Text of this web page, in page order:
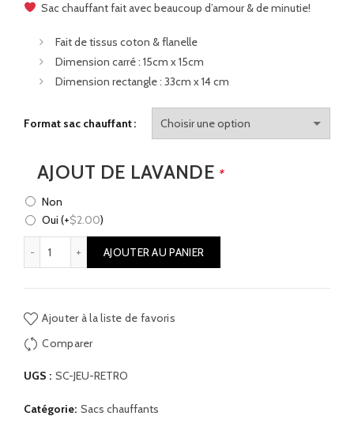
Sac chauffant fait avec beaucoup d’amour & de minutie!
Fait de tissus coton & flanelle
Dimension carré : 15cm x 15cm
Dimension rectangle : 33cm x 14 cm
Format sac chauffant
AJOUT DE LAVANDE*
Non
Oui (+$2.00)
AJOUTER AU PANIER
Ajouter à la liste de favoris
Comparer
UGS : SC-JEU-RETRO
Catégorie: Sacs chauffants